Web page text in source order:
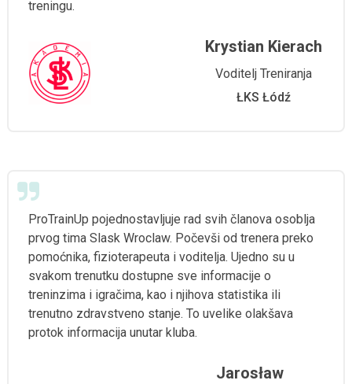
treningu.
Krystian Kierach
Voditelj Treniranja
ŁKS Łódź
ProTrainUp pojednostavljuje rad svih članova osoblja
prvog tima Slask Wroclaw. Počevši od trenera preko
pomoćnika, fizioterapeuta i voditelja. Ujedno su u
svakom trenutku dostupne sve informacije o
treninzima i igračima, kao i njihova statistika ili
trenutno zdravstveno stanje. To uvelike olakšava
protok informacija unutar kluba.
Jarosław